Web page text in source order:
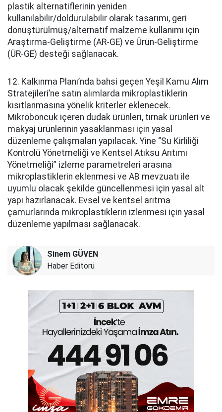
plastik alternatiflerinin yeniden
kullanılabilir/doldurulabilir olarak tasarımı, geri
dönüştürülmüş/alternatif malzeme kullanımı için
Araştırma-Geliştirme (AR-GE) ve Ürün-Geliştirme
(ÜR-GE) desteği sağlanacak.
12. Kalkınma Planı’nda bahsi geçen Yeşil Kamu Alım
Stratejileri’ne satın alımlarda mikroplastiklerin
kısıtlanmasına yönelik kriterler eklenecek.
Mikroboncuk içeren dudak ürünleri, tırnak ürünleri ve
makyaj ürünlerinin yasaklanması için yasal
düzenleme çalışmaları yapılacak. Yine “Su Kirliliği
Kontrolü Yönetmeliği ve Kentsel Atıksu Arıtımı
Yönetmeliği” izleme parametreleri arasına
mikroplastiklerin eklenmesi ve AB mevzuatı ile
uyumlu olacak şekilde güncellenmesi için yasal alt
yapı hazırlanacak. Evsel ve kentsel arıtma
çamurlarında mikroplastiklerin izlenmesi için yasal
düzenleme yapılması sağlanacak.
Sinem GÜVEN
Haber Editörü